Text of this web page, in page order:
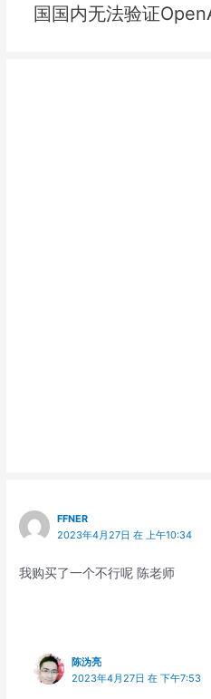
国国内无法验证
FFNER
2023年4月27日 在 上午10:34
我购买了一个不行呢 陈老师
陈沩亮
2023年4月27日 在 下午7:53